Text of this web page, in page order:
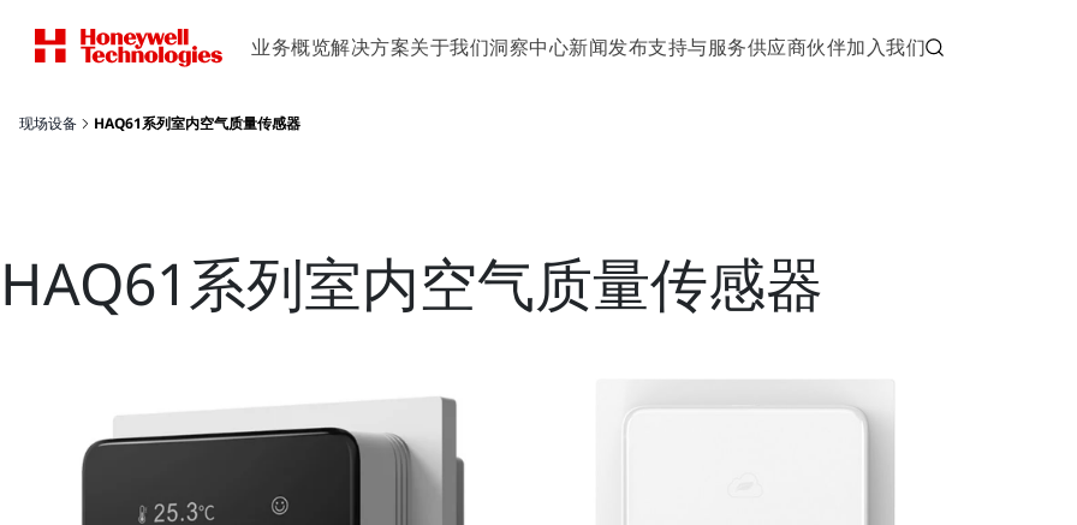
业务概览解决方案关于我们洞察中心新闻发布支持与服务供应商伙伴加入我们
现场设备 HAQ61系列室内空气质量传感器
HAQ61系列室内空气质量传感器